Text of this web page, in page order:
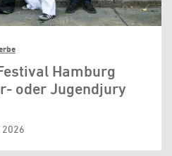
Hamburg
oder Jugendjury
2026